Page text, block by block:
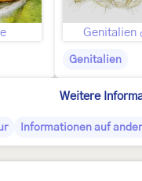
Genitalien
Genitalien
Weitere
Informationen auf